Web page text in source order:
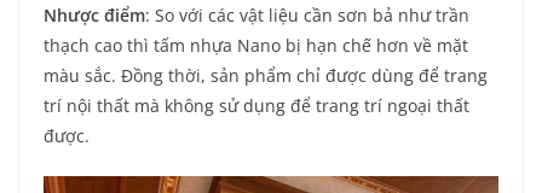
Nhược điểm: So với các vật liệu cần sơn bả như trần
thạch cao thì tấm nhựa Nano bị hạn chế hơn về mặt
màu sắc. Đồng thời, sản phẩm chỉ được dùng để trang
trí nội thất mà không sử dụng để trang trí ngoại thất
được.